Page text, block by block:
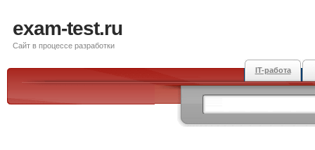
exam-test.ru
Сайт в процессе разработки
IT-работа